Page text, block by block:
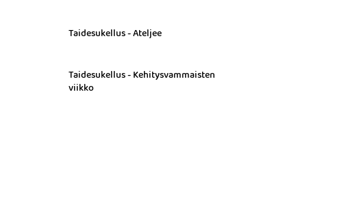
Taidesukellus - Ateljee
Taidesukellus - Kehitysvammaisten
viikko